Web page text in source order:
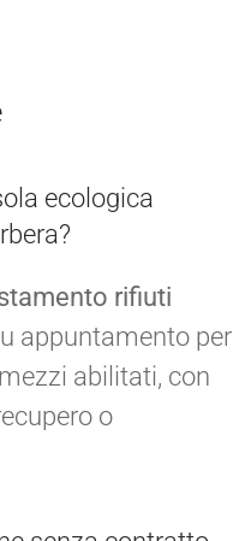
ecologica
rifiuti
appuntamento per
abilitati, con
o